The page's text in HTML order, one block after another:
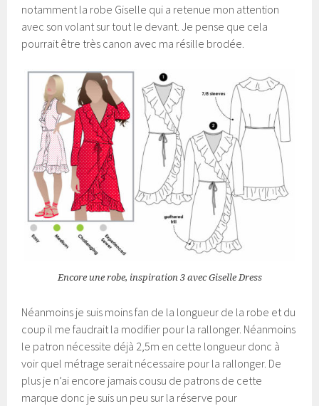
notamment la robe Giselle qui a retenue mon attention
avec son volant sur tout le devant. Je pense que cela
pourrait être très canon avec ma résille brodée.
Encore une robe, inspiration 3 avec Giselle Dress
Néanmoins je suis moins fan de la longueur de la robe et du
coup il me faudrait la modifier pour la rallonger. Néanmoins
le patron nécessite déjà 2,5m en cette longueur donc à
voir quel métrage serait nécessaire pour la rallonger. De
plus je n’ai encore jamais cousu de patrons de cette
marque donc je suis un peu sur la réserve pour